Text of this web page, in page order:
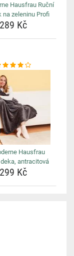
Hausfrau Ruční
na zeleninu Profi
289 Kč
Hausfrau
antracitová
299 Kč